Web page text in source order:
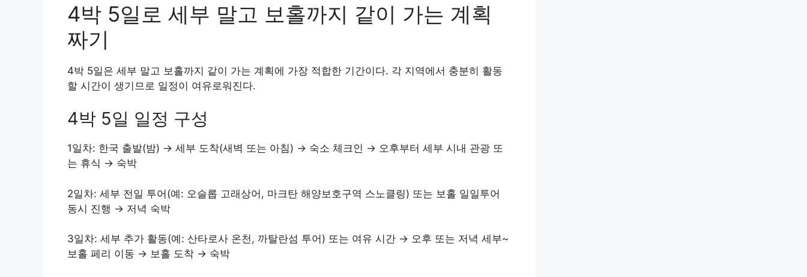
4박 5일로 세부 말고 보홀까지 같이 가는 계획
짜기
4박 5일은 세부 말고 보홀까지 같이 가는 계획에 가장 적합한 기간이다. 각 지역에서 충분히 활동
할 시간이 생기므로 일정이 여유로워진다.
4박 5일 일정 구성
1일차: 한국 출발(밤) → 세부 도착(새벽 또는 아침) → 숙소 체크인 → 오후부터 세부 시내 관광 또
는 휴식 → 숙박
2일차: 세부 전일 투어(예: 오슬롭 고래상어, 마크탄 해양보호구역 스노클링) 또는 보홀 일일투어
동시 진행 → 저녁 숙박
3일차: 세부 추가 활동(예: 산타로사 온천, 까탈란섬 투어) 또는 여유 시간 → 오후 또는 저녁 세부~
보홀 페리 이동 → 보홀 도착 → 숙박